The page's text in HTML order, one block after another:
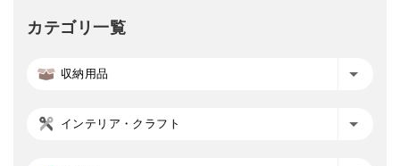
カテゴリ一覧
収納用品
インテリア・クラフト